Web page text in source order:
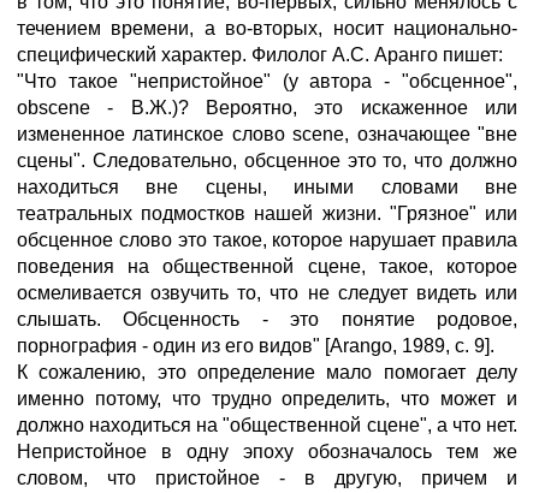
течением времени, а во-вторых, носит национально-
специфический характер. Филолог А.С. Аранго пишет:
"Что такое "непристойное" (у автора - "обсценное",
obscene - В.Ж.)? Вероятно, это искаженное или
измененное латинское слово scene, означающее "вне
сцены". Следовательно, обсценное это то, что должно
находиться вне сцены, иными словами вне
театральных подмостков нашей жизни. "Грязное" или
обсценное слово это такое, которое нарушает правила
поведения на общественной сцене, такое, которое
осмеливается озвучить то, что не следует видеть или
слышать. Обсценность - это понятие родовое,
порнография - один из его видов" [Arango, 1989, с. 9].
К сожалению, это определение мало помогает делу
именно потому, что трудно определить, что может и
должно находиться на "общественной сцене", а что нет.
Непристойное в одну эпоху обозначалось тем же
словом, что пристойное - в другую, причем и